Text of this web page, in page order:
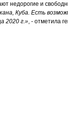
недорогие и
Куба. Есть
2020 г.», - отметила